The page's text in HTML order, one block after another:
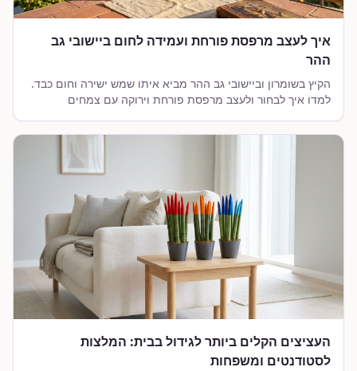
איך לעצב מרפסת פורחת ועמידה לחום ביישובי גב
ההר
הקיץ בשומרון וביישובי גב ההר מביא איתו שמש ישירה וחום כבד.
למדו איך לבחור ולעצב מרפסת פורחת וירוקה עם צמחים
העציצים הקלים ביותר לגידול בבית: המלצות
לסטודנטים ומשפחות